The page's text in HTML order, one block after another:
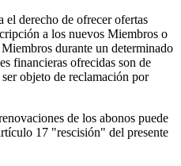
el derecho de ofrecer ofertas
a los nuevos Miembros o
durante un determinado
financieras ofrecidas son de
objeto de reclamación por
de los abonos puede
17 "rescisión" del presente